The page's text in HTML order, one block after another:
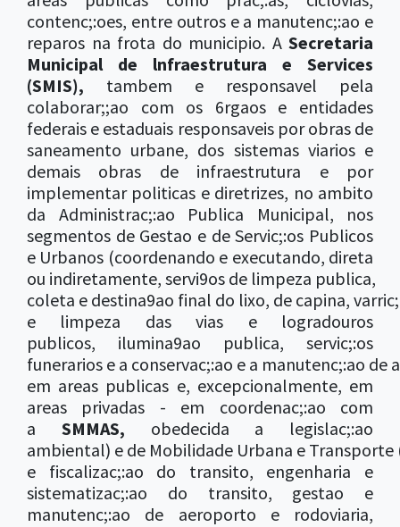
contenc;:oes, entre outros e a manutenc;:ao e
reparos na frota do municipio. A Secretaria
Municipal de lnfraestrutura e Services
(SMIS), tambem e responsavel pela
colaborar;;ao com os 6rgaos e entidades
federais e estaduais responsaveis por obras de
saneamento urbane, dos sistemas viarios e
demais obras de infraestrutura e por
implementar politicas e diretrizes, no ambito
da Administrac;:ao Publica Municipal, nos
segmentos de Gestao e de Servic;:os Publicos
e Urbanos (coordenando e executando, direta
ou indiretamente, servi9os de limpeza publica,
coleta e destina9ao final do lixo, de capina,
e limpeza das vias e logradouros
publicos, ilumina9ao publica, servic;:os
funerarios e a conservac;:ao e a manutenc;:ao de
em areas publicas e, excepcionalmente, em
areas privadas - em coordenac;:ao com
a SMMAS, obedecida a legislac;:ao
ambiental) e de Mobilidade Urbana e
e fiscalizac;:ao do transito, engenharia e
sistematizac;:ao do transito, gestao e
manutenc;:ao de aeroporto e rodoviaria,